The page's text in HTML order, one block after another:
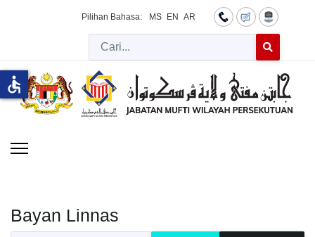
Pilihan Bahasa: MS EN AR
Cari
Bayan Linnas
accessible